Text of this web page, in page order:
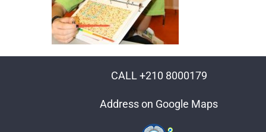
CALL +210 8000179
Address on Google Maps